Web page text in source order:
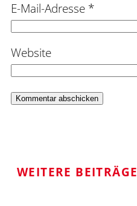
E-Mail-Adresse *
Website
WEITERE BEITRÄGE